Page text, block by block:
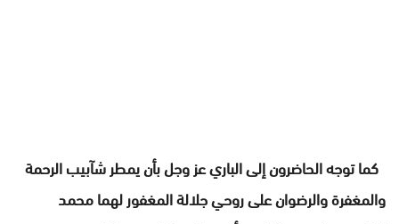
كما توجه الحاضرون إلى الباري عز وجل بأن يمطر شآبيب الرحمة
والمغفرة والرضوان على روحي جلالة المغفور لهما محمد